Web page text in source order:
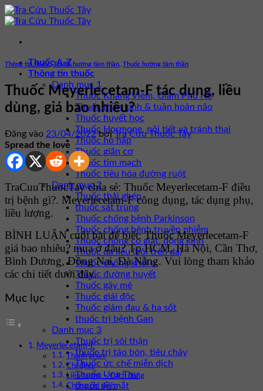
Bỏ
qua
dung
Thuốc A-Z
Thông tin thuốc
Danh mục 1
Thuốc Kháng Viêm, Giảm Phù Nề
Thuốc thần kinh & tuần hoàn não
Thuốc huyết học
Thuốc Hormone, nội tiết và tránh thai
Thuốc hô hấp
Thuốc giãn cơ
Thuốc tim mạch
Thuốc tiêu hóa đường ruột
Danh mục 2
Thuốc thải ghép
thuốc sát trùng
Thuốc chống bệnh Parkinson
Thuốc chống bệnh truyền nhiễm
Thuốc chống co giật, động kinh
Thuốc da liễu (bôi trên da)
Thuốc chống khối u
Thuốc đường huyết
Thuốc gây mê
Thuốc giải độc
Thuốc giảm đau & hạ sốt
thuốc trị bệnh Gan
Danh mục 3
Thuốc trị sỏi thận
thuốc trị táo bón, tiêu chảy
Thuốc ức chế miễn dịch
Thuốc Ung Thư
thuốc về mắt
Thông tin thuốc,Thuốc hướng tâm thần Thuốc hướng tâm thần
Thuốc Meyerlecetam-F tác dụng, liều
dùng, giá bao nhiêu?
Đăng vào 23/04/2022 bởiTra Cứu Thuốc Tây
Spread the love
TraCuuThuocTay chia sẻ: Thuốc Meyerlecetam-F điều
trị bệnh gì?. Meyerlecetam-F công dụng, tác dụng phụ,
liều lượng.
BÌNH LUẬN cuối bài để biết: Thuốc Meyerlecetam-F
giá bao nhiêu? mua ở đâu? Tp HCM, Hà Nội, Cần Thơ,
Bình Dương, Đồng Nai, Đà Nẵng. Vui lòng tham khảo
các chi tiết dưới đây.
Mục lục
Meyerlecetam-F
Thành phần:
Chỉ định:
Liều lượng – Cách dùng
Chống chỉ định: